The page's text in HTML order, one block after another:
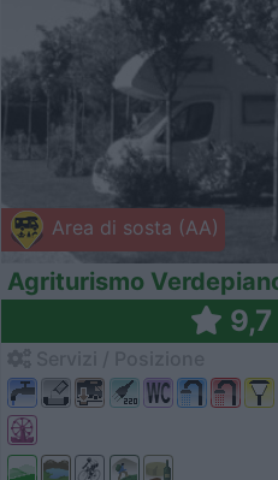
Area di sosta (AA)
Agriturismo
9,7